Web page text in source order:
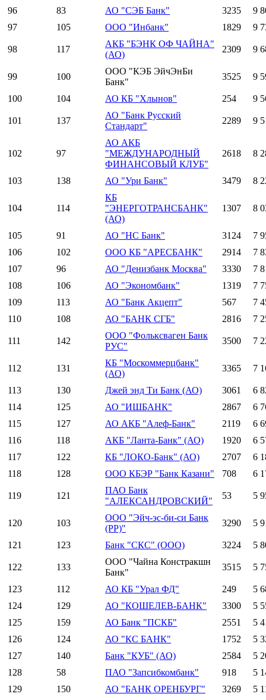
96 83 АО "СЭБ Банк" 3235
9
97
105 ООО "Инбанк" 1829 9
98 117
АКБ "БЭНК ОФ ЧАЙНА"
(АО)
2309 9
99 100
ООО "КЭБ ЭйчЭнБи
Банк"
3525 9
100 104 АО КБ "Хлынов" 254 9
101 137
АО "Банк Русский
Стандарт"
2289 9
102 97
АО АКБ
"МЕЖДУНАРОДНЫЙ
ФИНАНСОВЫЙ КЛУБ"
2618 8
103 138 АО "Ури Банк" 3479 8
104 114
КБ
"ЭНЕРГОТРАНСБАНК"
(АО)
1307 8
105 91 АО "НС Банк" 3124
7
106
102 ООО КБ "АРЕСБАНК" 2914
7
107
96 АО "Денизбанк Москва" 3330
7
108
106 АО "Экономбанк" 1319
7
109
113 АО "Банк Акцепт" 567
7
110
108 АО "БАНК СГБ" 2816 7
111 142
ООО "Фольксваген Банк
РУС"
3500 7
112 131
КБ "Москоммерцбанк"
(АО)
3365 7
113 130 Джей энд Ти Банк (АО) 3061
6
114
125 АО "ИШБАНК" 2867
6
115
127 АО АКБ "Алеф-Банк" 2119
6
116
118 АКБ "Ланта-Банк" (АО) 1920
6
117
122 КБ "ЛОКО-Банк" (АО) 2707
6
118
128 ООО КБЭР "Банк Казани" 708 6
119 121
ПАО Банк
"АЛЕКСАНДРОВСКИЙ"
53 5
120 103
ООО "Эйч-эс-би-си Банк
(РР)"
3290 5
121 123 Банк "СКС" (ООО) 3224 5
122 133
ООО "Чайна Констракшн
Банк"
3515 5
123 112 АО КБ "Урал ФД" 249
5
124
129 АО "КОШЕЛЕВ-БАНК" 3300
5
125
159 АО Банк "ПСКБ" 2551
5
126
124 АО "КС БАНК" 1752
5
127
140 Банк "КУБ" (АО) 2584
5
128
58 ПАО "Запсибкомбанк" 918
5
129
150 АО "БАНК ОРЕНБУРГ" 3269 5